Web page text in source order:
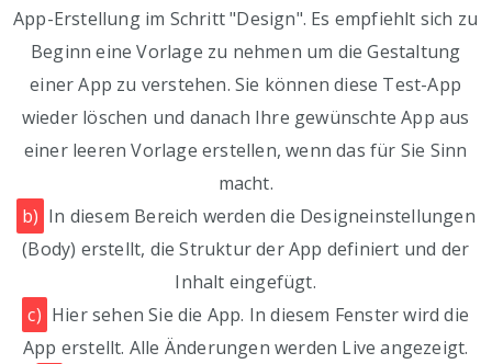
App-Erstellung im Schritt "Design". Es empfiehlt sich zu
Beginn eine Vorlage zu nehmen um die Gestaltung
einer App zu verstehen. Sie können diese Test-App
wieder löschen und danach Ihre gewünschte App aus
einer leeren Vorlage erstellen, wenn das für Sie Sinn
macht.
b) In diesem Bereich werden die Designeinstellungen
(Body) erstellt, die Struktur der App definiert und der
Inhalt eingefügt.
c) Hier sehen Sie die App. In diesem Fenster wird die
App erstellt. Alle Änderungen werden Live angezeigt.